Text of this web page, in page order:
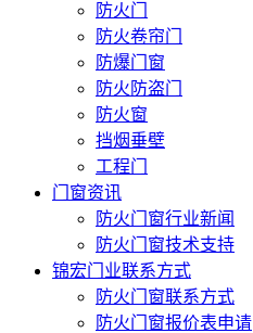
防火门
防火卷帘门
防爆门窗
防火防盗门
防火窗
挡烟垂壁
工程门
门窗资讯
防火门窗行业新闻
防火门窗技术支持
锦宏门业联系方式
防火门窗联系方式
防火门窗报价表申请